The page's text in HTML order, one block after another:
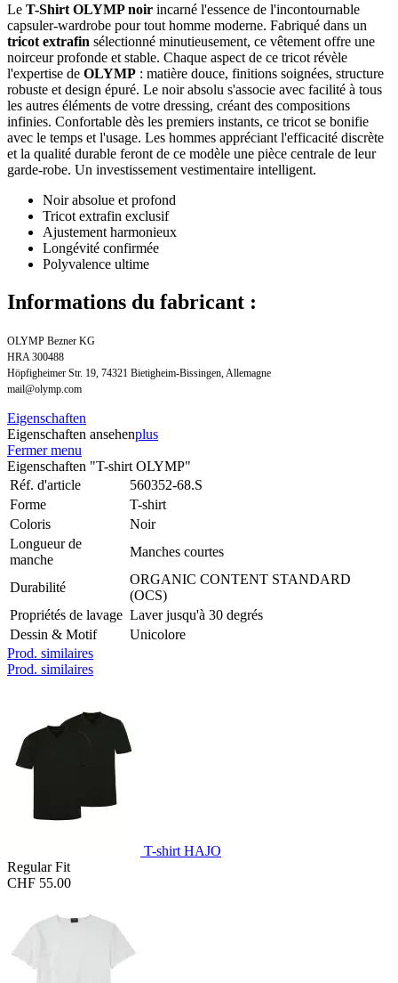
Le T-Shirt OLYMP noir incarné l'essence de l'incontournable
capsuler-wardrobe pour tout homme moderne. Fabriqué dans un
tricot extrafin sélectionné minutieusement, ce vêtement offre une
noirceur profonde et stable. Chaque aspect de ce tricot révèle
l'expertise de OLYMP : matière douce, finitions soignées, structure
robuste et design épuré. Le noir absolu s'associe avec facilité à tous
les autres éléments de votre dressing, créant des compositions
infinies. Confortable dès les premiers instants, ce tricot se bonifie
avec le temps et l'usage. Les hommes appréciant l'efficacité discrète
et la qualité durable feront de ce modèle une pièce centrale de leur
garde-robe. Un investissement vestimentaire intelligent.
Noir absolue et profond
Tricot extrafin exclusif
Ajustement harmonieux
Longévité confirmée
Polyvalence ultime
Informations du fabricant :
OLYMP Bezner KG
HRA 300488
Höpfigheimer Str. 19, 74321 Bietigheim-Bissingen, Allemagne
mail@olymp.com
Eigenschaften
Eigenschaften ansehenplus
Fermer menu
Eigenschaften "T-shirt OLYMP"
Réf. d'article
560352-68.S
Forme
T-shirt
Coloris
Noir
Longueur de
manche
Manches courtes
Durabilité
ORGANIC CONTENT STANDARD
(OCS)
Propriétés de lavage Laver jusqu'à 30 degrés
Dessin & Motif
Unicolore
Prod. similaires
Prod. similaires
T-shirt HAJO
Regular Fit
CHF 55.00